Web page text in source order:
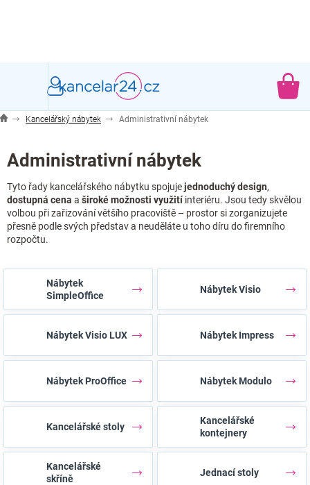
Kancelářský nábytek Administrativní nábytek
Administrativní nábytek
Tyto řady kancelářského nábytku spojujejednoduchý design,
dostupná cena a široké možnosti využitíinteriéru. Jsou tedy skvělou
volbou při zařizování většího pracoviště – prostor si zorganizujete
přesně podle svých představ a neuděláte u toho díru do firemního
rozpočtu.
Nábytek
SimpleOffice
Nábytek Visio
Nábytek Visio LUX Nábytek Impress
Nábytek ProOffice Nábytek Modulo
Kancelářské stoly
Kancelářské
kontejnery
Kancelářské
skříně
Jednací stoly